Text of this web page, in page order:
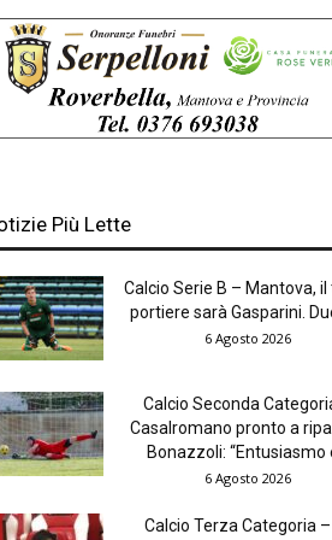
Più Lette
Calcio Serie B – Mantova,
portiere sarà Gasparini.
6 Agosto 2026
Calcio Seconda
Casalromano pronto a
Bonazzoli: “Entusiasmo
6 Agosto 2026
Calcio Terza Categoria –